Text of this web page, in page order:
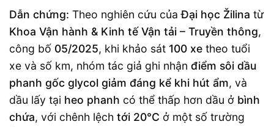
Dẫn chứng: Theo nghiên cứu củaĐại học Žilina từ
Khoa Vận hành & Kinh tế Vận tải – Truyền thông,
công bố 05/2025, khi khảo sát 100 xe theo tuổi
xe và số km, nhóm tác giả ghi nhận điểm sôi dầu
phanh gốc glycol giảm đáng kể khi hút ẩm, và
dầu lấy tại heo phanh có thể thấp hơn dầu ở bình
chứa, với chênh lệch tới 20°C ở một số trường